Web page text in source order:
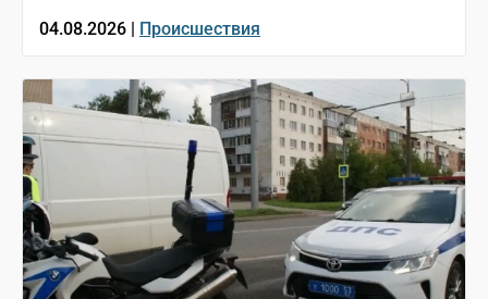
04.08.2026 | Происшествия